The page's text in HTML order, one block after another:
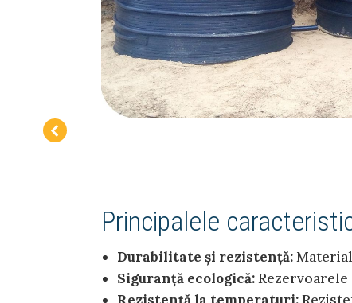
Principalele
Durabilitate și rezistență:
Siguranță ecologică:Rezervoarele